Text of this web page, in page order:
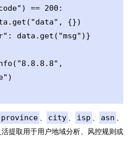
province 、 city 、 isp 、 asn 、
提取用于用户地域分析、风控规则或